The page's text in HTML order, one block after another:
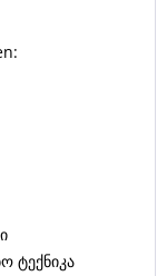
ტექნიკა